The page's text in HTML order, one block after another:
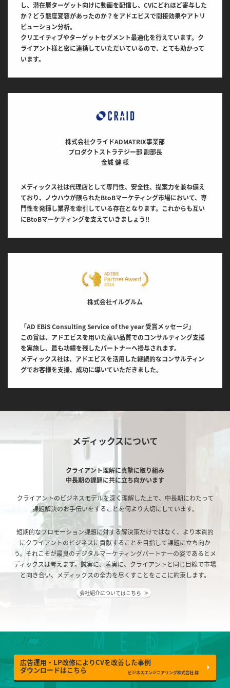
し、潜在層ターゲット向けに動画を配信し、CVにどれほど寄与した
か？どう態度変容があったのか？をアドエビスで間接効果やアトリ
ビューション分析。
クリエイティブやターゲットセグメント最適化を行えています。ク
ライアント様と密に連携していただいているので、とても助かって
います。
株式会社クライドADMATRIX事業部
プロダクトストラテジー部 副部長
金城 健 様
メディックス社は代理店として専門性、安全性、提案力を兼ね備え
ており、ノウハウが限られたBtoBマーケティング市場において、専
門性を発揮し業界を牽引している存在となります。これからも互い
にBtoBマーケティングを支えていきましょう!!
株式会社イルグルム
「AD EBiS Consulting Service of the year 受賞メッセージ」
この賞は、アドエビスを用いた高い品質でのコンサルティング支援
を実施し、最も功績を残したパートナーへ授与されます。
メディックス社は、アドエビスを活用した継続的なコンサルティン
グでお客様を支援、成功に導いていただきました。
メディックスについて
クライアント理解に真摯に取り組み
中長期の課題に共に立ち向かいます
クライアントのビジネスモデルを深く理解した上で、中長期にわたって
課題解決のお手伝いをすることを何より大切にしています。
短期的なプロモーション課題に対する解決策だけではなく、より本質的
にクライアントのビジネスに貢献することを目指して課題に立ち向か
う。それこそが最良のデジタルマーケティングパートナーの姿であるとメ
ディックスは考えます。誠実に、着実に、クライアントと同じ目線で市場
と向き合い、メディックスの全力を尽くすことをここに約束します。
会社紹介についてはこちら≫
広告運用・LP改修によりCVを改善した事例
ダウンロードはこちら ビジネスエンジニアリング株式会社 様